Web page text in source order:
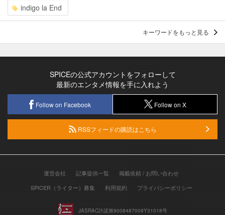
indigo la End
キーワードをもっと見る
SPICEの公式アカウントをフォローして
最新のエンタメ情報を手に入れよう
Follow on Facebook Follow on X
RSSフィードの購読はこちら
運営会社 記事提供一覧
掲載依頼 / お問い合わせ
SPICER（ライター）募集
利用規約 プライバシーポリシー
JASRAC許諾第9008487009Y31018号